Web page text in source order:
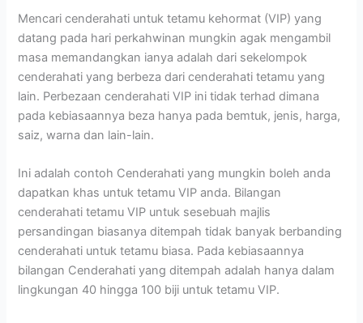
Mencari cenderahati untuk tetamu kehormat (VIP) yang
datang pada hari perkahwinan mungkin agak mengambil
masa memandangkan ianya adalah dari sekelompok
cenderahati yang berbeza dari cenderahati tetamu yang
lain. Perbezaan cenderahati VIP ini tidak terhad dimana
pada kebiasaannya beza hanya pada bemtuk, jenis, harga,
saiz, warna dan lain-lain.
Ini adalah contoh Cenderahati yang mungkin boleh anda
dapatkan khas untuk tetamu VIP anda. Bilangan
cenderahati tetamu VIP untuk sesebuah majlis
persandingan biasanya ditempah tidak banyak berbanding
cenderahati untuk tetamu biasa. Pada kebiasaannya
bilangan Cenderahati yang ditempah adalah hanya dalam
lingkungan 40 hingga 100 biji untuk tetamu VIP.